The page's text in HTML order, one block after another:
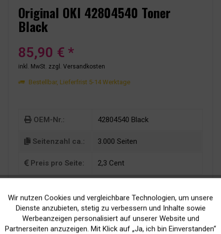
Original OKI 42804540 Toner
Black
85,90 € *
inkl. MwSt. zzgl. Versandkosten
Bestellbar, Lieferfrist 5-14 Werktage
OEM-Nr.: 42804540 Black
Seitenzahl ca.: 3.000 Seiten
Preis pro Seite: 2,3 Cent
Funktionale Aktiv
Marketing Inaktiv
Wir nutzen Cookies und vergleichbare Technologien, um unsere
Dienste anzubieten, stetig zu verbessern und Inhalte sowie
Werbeanzeigen personalisiert auf unserer Website und
Partnerseiten anzuzeigen. Mit Klick auf „Ja, ich bin Einverstanden“